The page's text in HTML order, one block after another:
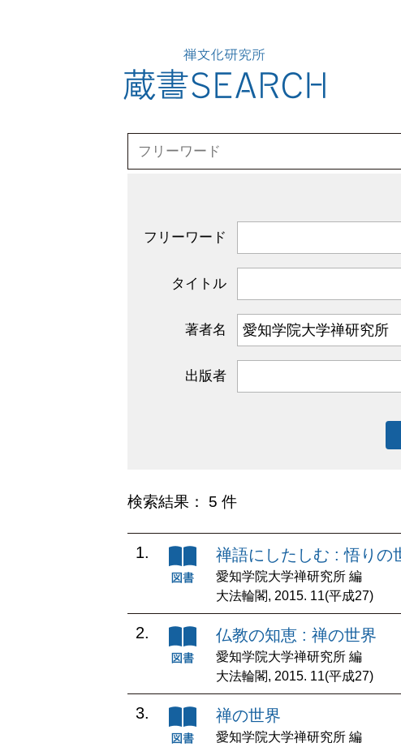
フリーワード
タイトル
著者名
出版者
検索結果： 5 件
1. 禅語にしたしむ : 悟りの
愛知学院大学禅研究所 編
大法輪閣, 2015. 11(平成27)
2. 仏教の知恵 : 禅の世界
愛知学院大学禅研究所 編
大法輪閣, 2015. 11(平成27)
3. 禅の世界
愛知学院大学禅研究所 編